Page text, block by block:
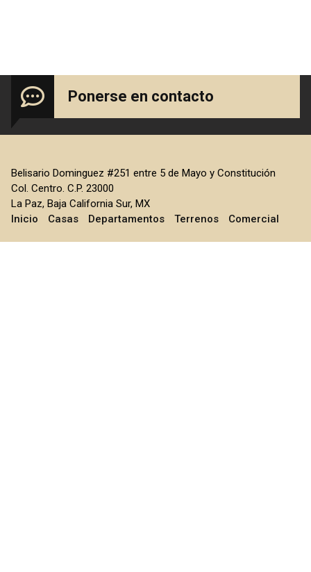
Ponerse en contacto
Belisario Dominguez #251 entre 5 de Mayo y Constitución
Col. Centro. C.P. 23000
La Paz, Baja California Sur, MX
Inicio
Casas Departamentos Terrenos Comercial